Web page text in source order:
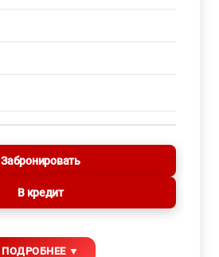
Забронировать
В кредит